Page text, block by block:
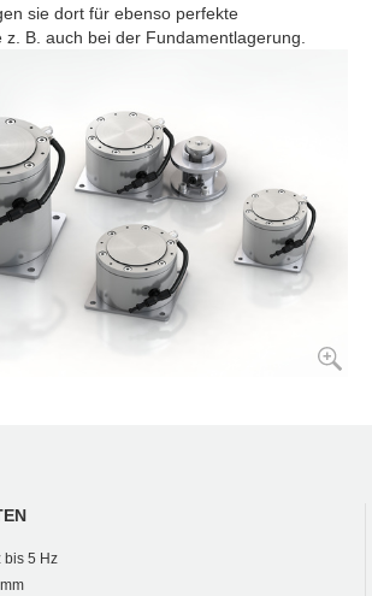
sie dort für ebenso perfekte
z. B. auch bei der Fundamentlagerung.
bis 5 Hz